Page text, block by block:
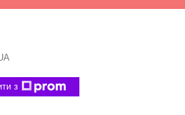
з